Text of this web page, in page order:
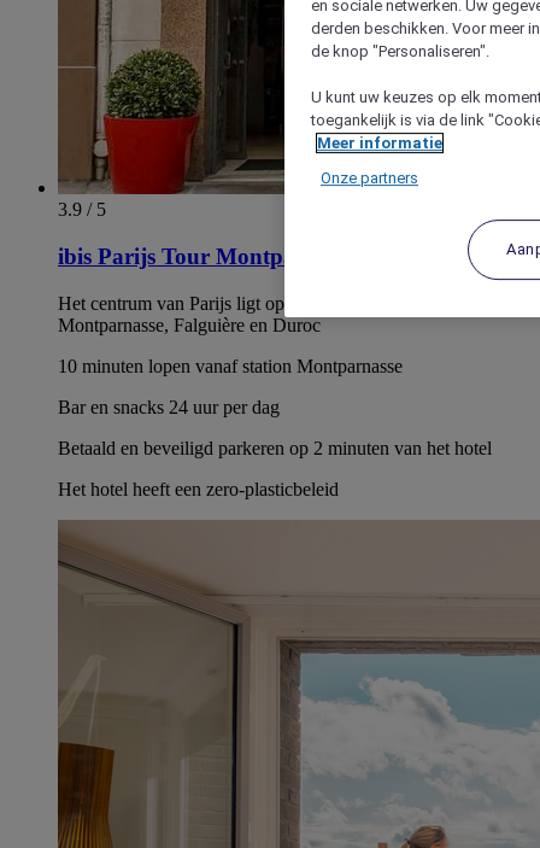
3.9 / 5
ibis Parijs Tour Montparnasse 15ème
Het centrum van Parijs ligt op een paar haltes van
Montparnasse, Falguière en Duroc
10 minuten lopen vanaf station Montparnasse
Bar en snacks 24 uur per dag
Betaald en beveiligd parkeren op 2 minuten van het hotel
Het hotel heeft een zero-plasticbeleid
en sociale netwerken. Uw
derden beschikken. Voor meer
de knop "Personaliseren".
U kunt uw keuzes op elk
toegankelijk is via de link
Meer informatie
Onze partners